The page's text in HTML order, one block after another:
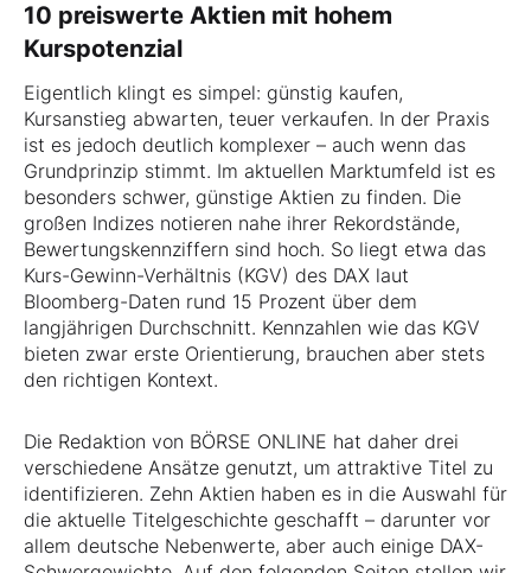
10 preiswerte Aktien mit hohem
Kurspotenzial
Eigentlich klingt es simpel: günstig kaufen,
Kursanstieg abwarten, teuer verkaufen. In der Praxis
ist es jedoch deutlich komplexer – auch wenn das
Grundprinzip stimmt. Im aktuellen Marktumfeld ist es
besonders schwer, günstige Aktien zu finden. Die
großen Indizes notieren nahe ihrer Rekordstände,
Bewertungskennziffern sind hoch. So liegt etwa das
Kurs-Gewinn-Verhältnis (KGV) des DAX laut
Bloomberg-Daten rund 15 Prozent über dem
langjährigen Durchschnitt. Kennzahlen wie das KGV
bieten zwar erste Orientierung, brauchen aber stets
den richtigen Kontext.
Die Redaktion von BÖRSE ONLINE hat daher drei
verschiedene Ansätze genutzt, um attraktive Titel zu
identifizieren. Zehn Aktien haben es in die Auswahl für
die aktuelle Titelgeschichte geschafft – darunter vor
allem deutsche Nebenwerte, aber auch einige DAX-